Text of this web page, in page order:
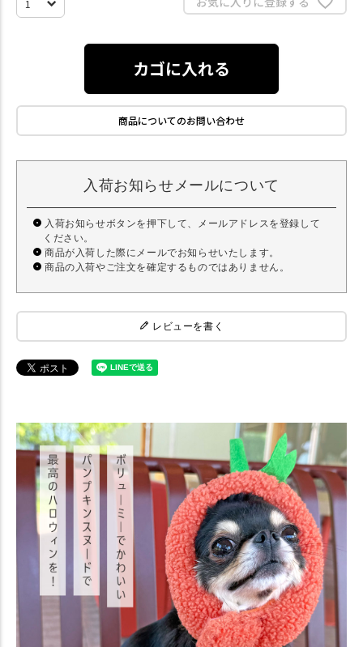
カゴに入れる
商品についてのお問い合わせ
入荷お知らせメールについて
入荷お知らせボタンを押下して、メールアドレスを登録して
ください。
商品が入荷した際にメールでお知らせいたします。
商品の入荷やご注文を確定するものではありません。
レビューを書く